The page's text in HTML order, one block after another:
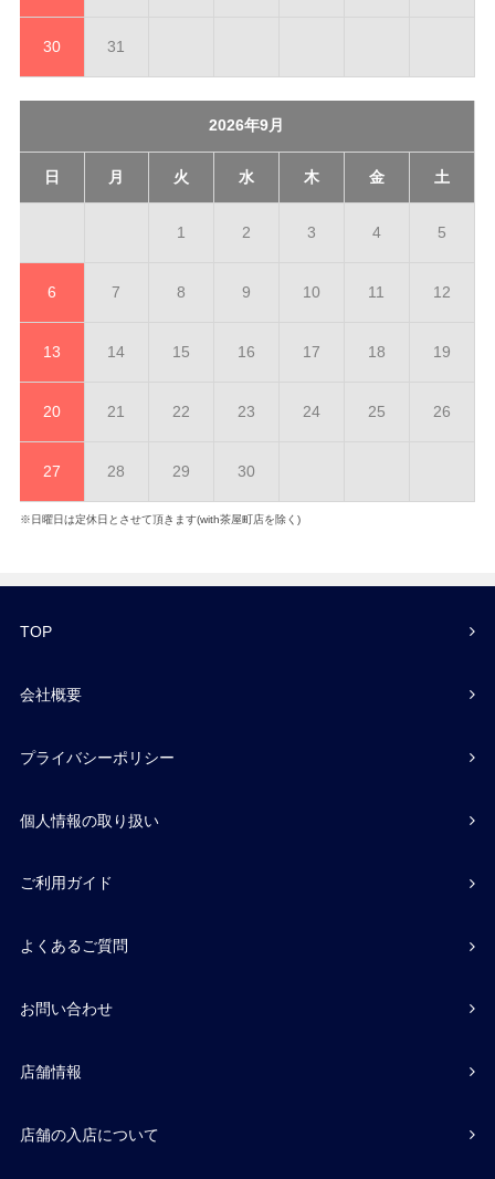
30 31
2026年9月
日 月 火 水 木 金 土
1 2 3 4 5
6 7 8 9 10 11 12
13 14 15 16 17 18 19
20 21 22 23 24 25 26
27 28 29 30
※日曜日は定休日とさせて頂きます(with茶屋町店を除く)
TOP
会社概要
プライバシーポリシー
個人情報の取り扱い
ご利用ガイド
よくあるご質問
お問い合わせ
店舗情報
店舗の入店について